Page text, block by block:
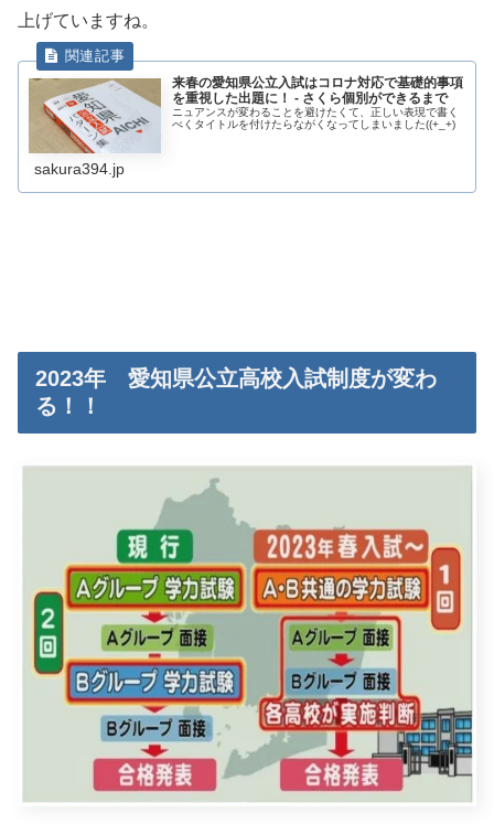
上げていますね。
来春の愛知県公立入試はコロナ対応で基礎的事項
を重視した出題に！ - さくら個別ができるまで
ニュアンスが変わることを避けたくて、正しい表現で書く
べくタイトルを付けたらながくなってしまいました((+_+)
sakura394.jp
2023年 愛知県公立高校入試制度が変わ
る！！